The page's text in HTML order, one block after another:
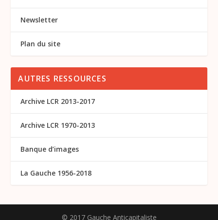
Newsletter
Plan du site
AUTRES RESSOURCES
Archive LCR 2013-2017
Archive LCR 1970-2013
Banque d’images
La Gauche 1956-2018
© 2017 Gauche Anticapitaliste